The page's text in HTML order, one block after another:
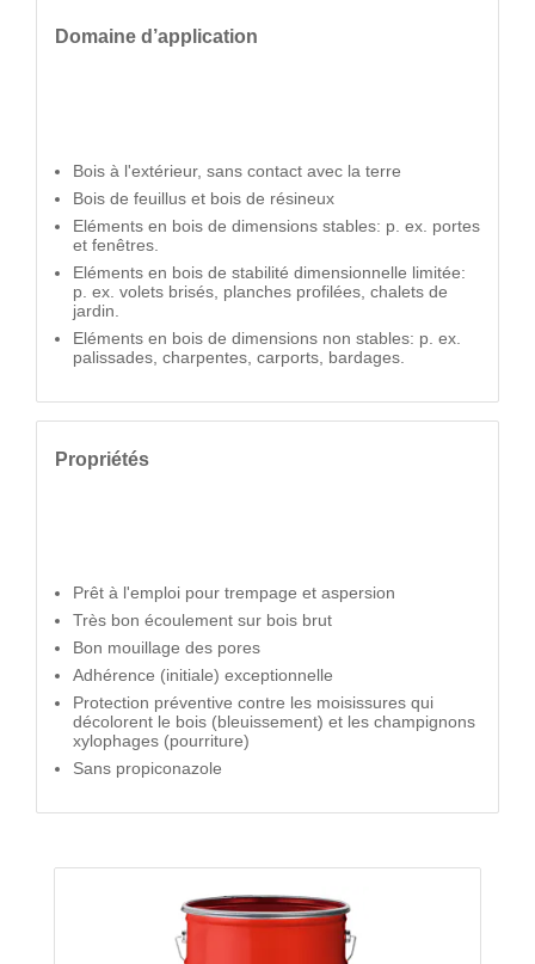
Domaine d’application
Bois à l'extérieur, sans contact avec la terre
Bois de feuillus et bois de résineux
Eléments en bois de dimensions stables: p. ex. portes
et fenêtres.
Eléments en bois de stabilité dimensionnelle limitée:
p. ex. volets brisés, planches profilées, chalets de
jardin.
Eléments en bois de dimensions non stables: p. ex.
palissades, charpentes, carports, bardages.
Propriétés
Prêt à l'emploi pour trempage et aspersion
Très bon écoulement sur bois brut
Bon mouillage des pores
Adhérence (initiale) exceptionnelle
Protection préventive contre les moisissures qui
décolorent le bois (bleuissement) et les champignons
xylophages (pourriture)
Sans propiconazole